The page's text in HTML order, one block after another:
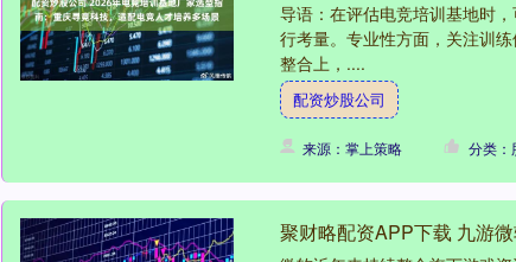
导语：在评估电竞培训基地时
行考量。专业性方面，关注训
整合上，....
配资炒股公司
来源：掌上策略 分类：
聚财略配资APP下载 九游